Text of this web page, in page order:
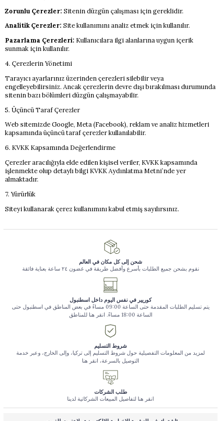
Zorunlu Çerezler: Sitenin düzgün çalışması için gereklidir.
Analitik Çerezler: Site kullanımını analiz etmek için kullanılır.
Pazarlama Çerezleri: Kullanıcılara ilgi alanlarına uygun içerik
sunmak için kullanılır.
4. Çerezlerin Yönetimi
Tarayıcı ayarlarınız üzerinden çerezleri silebilir veya
engelleyebilirsiniz. Ancak çerezlerin devre dışı bırakılması durumunda
sitenin bazı bölümleri düzgün çalışmayabilir.
5. Üçüncü Taraf Çerezler
Web sitemizde Google, Meta (Facebook), reklam ve analiz hizmetleri
kapsamında üçüncü taraf çerezler kullanılabilir.
6. KVKK Kapsamında Değerlendirme
Çerezler aracılığıyla elde edilen kişisel veriler, KVKK kapsamında
işlenmekte olup detaylı bilgi KVKK Aydınlatma Metni’nde yer
almaktadır.
7. Yürürlük
Siteyi kullanarak çerez kullanımını kabul etmiş sayılırsınız.
شحن إلى كل مكان في العالم
نقوم بشحن جميع الطلبات بأسرع وأفضل طريقة في غضون ٢٤ ساعة بعناية فائقة
كوريير في نفس اليوم داخل اسطنبول
يتم تسليم الطلبات المقدمة حتى الساعة 09:00 مساءً في بعض المناطق في اسطنبول حتى
الساعة 18:00 مساءً. انقر هنا للمناطق
شروط التسليم
لمزيد من المعلومات التفصيلية حول شروط التسليم إلى تركيا، وإلى الخارج، وعبر خدمة
التوصيل بالسرعة، انقر هنا
طلب الشركات
انقر هنا لتفاصيل المبيعات الشركاتية لدينا